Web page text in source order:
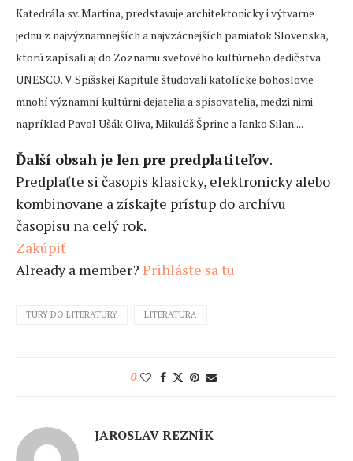
Katedrála sv. Martina, predstavuje architektonicky i výtvarne
jednu z najvýznamnejších a najvzácnejších pamiatok Slovenska,
ktorú zapísali aj do Zoznamu svetového kultúrneho dedičstva
UNESCO. V Spišskej Kapitule študovali katolícke bohoslovie
mnohí významní kultúrni dejatelia a spisovatelia, medzi nimi
napríklad Pavol Ušák Oliva, Mikuláš Šprinc a Janko Silan....
Ďalší obsah je len pre predplatiteľov.
Predplaťte si časopis klasicky, elektronicky alebo
kombinovane a získajte prístup do archívu
časopisu na celý rok.
Zakúpiť
Already a member? Prihláste sa tu
TÚRY DO LITERATÚRY LITERATÚRA
0
JAROSLAV REZNÍK